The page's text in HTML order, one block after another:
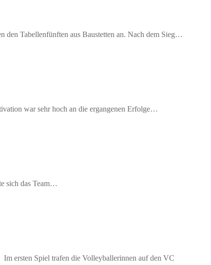
den Tabellenfünften aus Baustetten an. Nach dem Sieg…
war sehr hoch an die ergangenen Erfolge…
sich das Team…
ersten Spiel trafen die Volleyballerinnen auf den VC